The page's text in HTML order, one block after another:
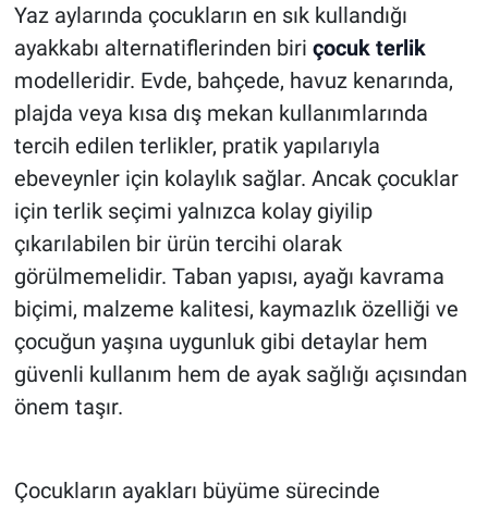
Yaz aylarında çocukların en sık kullandığı
ayakkabı alternatiflerinden biri çocuk terlik
modelleridir. Evde, bahçede, havuz kenarında,
plajda veya kısa dış mekan kullanımlarında
tercih edilen terlikler, pratik yapılarıyla
ebeveynler için kolaylık sağlar. Ancak çocuklar
için terlik seçimi yalnızca kolay giyilip
çıkarılabilen bir ürün tercihi olarak
görülmemelidir. Taban yapısı, ayağı kavrama
biçimi, malzeme kalitesi, kaymazlık özelliği ve
çocuğun yaşına uygunluk gibi detaylar hem
güvenli kullanım hem de ayak sağlığı açısından
önem taşır.
Çocukların ayakları büyüme sürecinde
HABERDE İNSAN
POLİTİKA
SPOR
MAGAZİN
Bilim, Teknoloji